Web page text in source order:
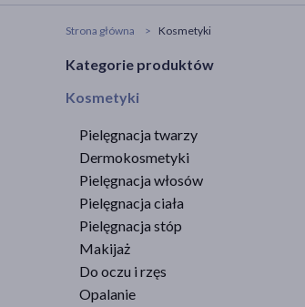
Strona główna Kosmetyki
Kategorie produktów
Kosmetyki
Pielęgnacja twarzy
Dermokosmetyki
Pielęgnacja włosów
Pielęgnacja ciała
Pielęgnacja stóp
Makijaż
Do oczu i rzęs
Opalanie